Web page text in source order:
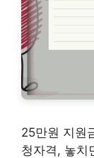
25만원 지원
청자격, 놓치